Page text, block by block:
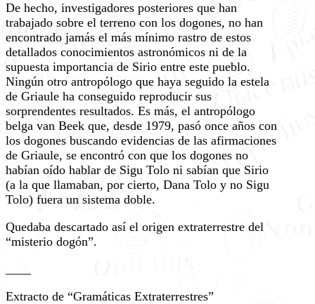
De hecho, investigadores posteriores que han
trabajado sobre el terreno con los dogones, no han
encontrado jamás el más mínimo rastro de estos
detallados conocimientos astronómicos ni de la
supuesta importancia de Sirio entre este pueblo.
Ningún otro antropólogo que haya seguido la estela
de Griaule ha conseguido reproducir sus
sorprendentes resultados. Es más, el antropólogo
belga van Beek que, desde 1979, pasó once años con
los dogones buscando evidencias de las afirmaciones
de Griaule, se encontró con que los dogones no
habían oído hablar de Sigu Tolo ni sabían que Sirio
(a la que llamaban, por cierto, Dana Tolo y no Sigu
Tolo) fuera un sistema doble.
Quedaba descartado así el origen extraterrestre del
“misterio dogón”.
Extracto de “Gramáticas Extraterrestres”